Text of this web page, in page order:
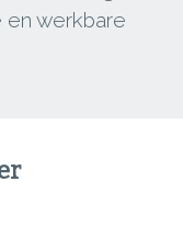
en werkbare